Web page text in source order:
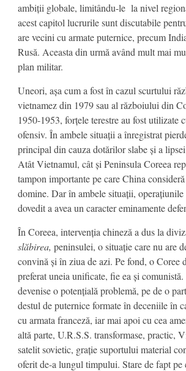
ambiții globale, limitându-le la nivel
acest capitol lucrurile sunt discutabile
are vecini cu armate puternice, precum
Rusă. Aceasta din urmă având mult mai
plan militar.
Uneori, așa cum a fost în cazul scurtului
vietnamez din 1979 sau al războiului din
1950-1953, forțele terestre au fost utilizate
ofensiv. În ambele situații a înregistrat
principal din cauza dotărilor slabe și a
Atât Vietnamul, cât și Peninsula Coreea
tampon importante pe care China
domine. Dar în ambele situații, operațiunile
dovedit a avea un caracter eminamente
În Coreea, intervenția chineză a dus la
slăbirea, peninsulei, o situație care nu are
convină și în ziua de azi. Pe fond, o Coree
preferat uneia unificate, fie ea și
devenise o potențială problemă, pe de o
destul de puternice formate în deceniile în
cu armata franceză, iar mai apoi cu cea
altă parte, U.R.S.S. transformase, practic,
satelit sovietic, grație suportului material
oferit de-a lungul timpului. Stare de fapt pe